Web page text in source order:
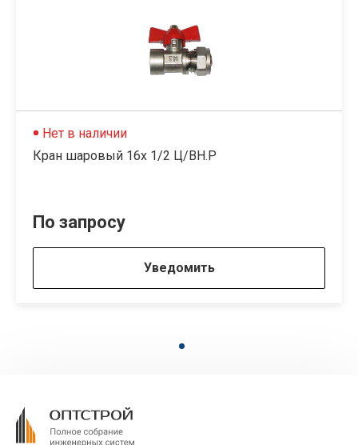
Нет в наличии
Кран шаровый 16х 1/2 Ц/ВН.Р
По запросу
Уведомить